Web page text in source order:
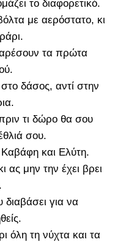
το διαφορετικό.
με αερόστατο, κι
αρέσουν τα πρώτα
δάσος, αντί στην
τι δώρο θα σου
σου.
Καβάφη και Ελύτη.
ας μην την έχει βρει
διαβάσει για να
όλη τη νύχτα και τα